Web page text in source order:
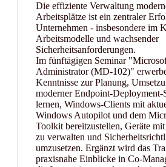
Die effiziente Verwaltung
Arbeitsplätze ist ein zentraler
Unternehmen - insbesondere im
Arbeitsmodelle und wachsender
Sicherheitsanforderungen.
Im fünftägigen Seminar
Administrator (MD-102)"
Kenntnisse zur Planung,
moderner Endpoint-Deployment-
lernen, Windows-Clients mit
Windows Autopilot und dem
Toolkit bereitzustellen, Geräte
zu verwalten und
umzusetzen. Ergänzt wird das
praxisnahe Einblicke in Co-